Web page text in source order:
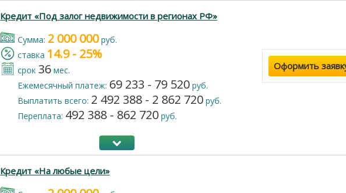
Кредит «Под залог недвижимости в регионах РФ»
Cумма: 2 000 000руб.
cтавка 14.9 - 25%
срок 36 мес.
Ежемесячный платеж: 69 233 - 79 520 руб.
Выплатить всего: 2 492 388 - 2 862 720 руб.
Переплата: 492 388 - 862 720 руб.
Оформить
Кредит «На любые цели»